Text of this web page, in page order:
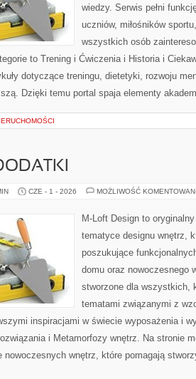
wiedzy. Serwis pełni
uczniów, miłośników
wszystkich osób
to Trening i Ćwiczenia i Historia i
dotyczące treningu, dietetyki, rozwoju
Dzięki temu portal spaja elementy
CZE - 1 - 2026 MOŻLIWOŚĆ
M-Loft Design to
tematyce designu wnętrz,
poszukujące
domu oraz nowoczesnego
stworzone dla wszystkich,
tematami związanymi z
inspiracjami w świecie wyposażenia i
i Metamorfozy wnętrz. Na stronie
nowoczesnych wnętrz, które pomagają